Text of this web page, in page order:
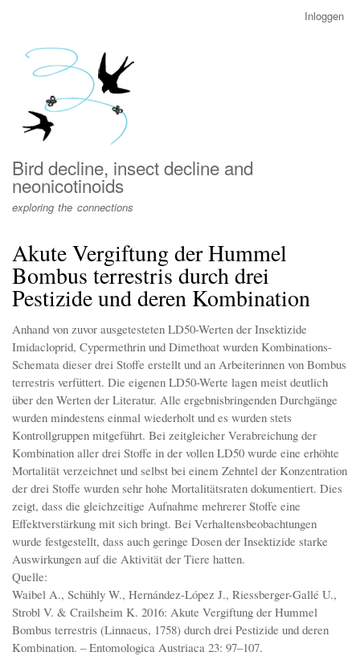
menu
Inloggen
Bird decline, insect decline and
neonicotinoids
exploring the connections
Akute Vergiftung der Hummel
Bombus terrestris durch drei
Pestizide und deren Kombination
Anhand von zuvor ausgetesteten LD50-Werten der Insektizide
Imidacloprid, Cypermethrin und Dimethoat wurden Kombinations-
Schemata dieser drei Stoffe erstellt und an Arbeiterinnen von Bombus
terrestris verfüttert. Die eigenen LD50-Werte lagen meist deutlich
über den Werten der Literatur. Alle ergebnisbringenden Durchgänge
wurden mindestens einmal wiederholt und es wurden stets
Kontrollgruppen mitgeführt. Bei zeitgleicher Verabreichung der
Kombination aller drei Stoffe in der vollen LD50 wurde eine erhöhte
Mortalität verzeichnet und selbst bei einem Zehntel der Konzentration
der drei Stoffe wurden sehr hohe Mortalitätsraten dokumentiert. Dies
zeigt, dass die gleichzeitige Aufnahme mehrerer Stoffe eine
Effektverstärkung mit sich bringt. Bei Verhaltensbeobachtungen
wurde festgestellt, dass auch geringe Dosen der Insektizide starke
Auswirkungen auf die Aktivität der Tiere hatten.
Quelle:
Waibel A., Schühly W., Hernández-López J., Riessberger-Gallé U.,
Strobl V. & Crailsheim K. 2016: Akute Vergiftung der Hummel
Bombus terrestris (Linnaeus, 1758) durch drei Pestizide und deren
Kombination. – Entomologica Austriaca 23: 97–107.